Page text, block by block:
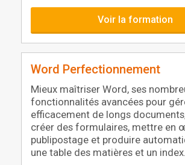
Voir la formation
Word Perfectionnement
Mieux maîtriser Word, ses
fonctionnalités avancées pour
efficacement de longs
créer des formulaires, mettre en
publipostage et produire
une table des matières et un index.